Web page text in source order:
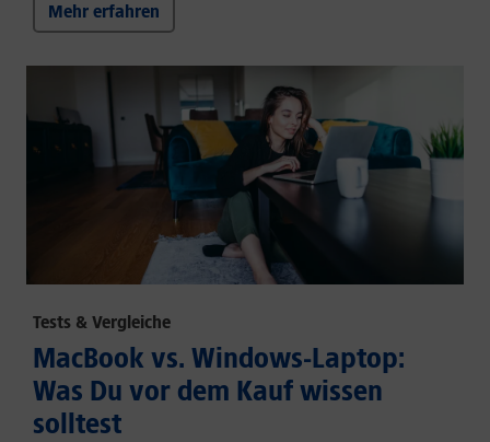
Mehr erfahren
Tests & Vergleiche
MacBook vs. Windows-Laptop:
Was Du vor dem Kauf wissen
solltest